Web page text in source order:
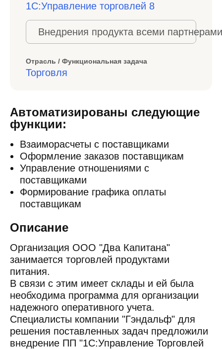
1С:Управление торговлей 8
Внедрения продукта всеми
Отрасль / Функциональная задача
Торговля
Автоматизированы следующие
функции:
Взаиморасчеты с поставщиками
Оформление заказов поставщикам
Управление отношениями с
поставщиками
Формирование графика оплаты
поставщикам
Описание
Организация ООО "Два Капитана"
занимается торговлей продуктами
питания.
В связи с этим имеет склады и ей была
необходима программа для организации
надежного оперативного учета.
Специалисты компании "Гэндальф" для
решения поставленных задач предложили
внедрение ПП "1С:Управление Торговлей